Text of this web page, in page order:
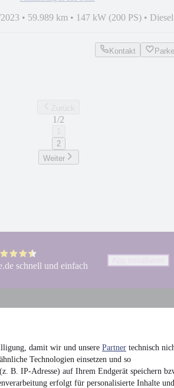
damit wir und unsere Partner technisch
Technologien einsetzen und so
B. IP-Adresse) auf Ihrem Endgerät speichern
erfolgt für personalisierte Inhalte und
• 59.989 km • 147 kW (200 PS) • Diesel
Kontakt
1/2
2
Weiter
schnell und einfach